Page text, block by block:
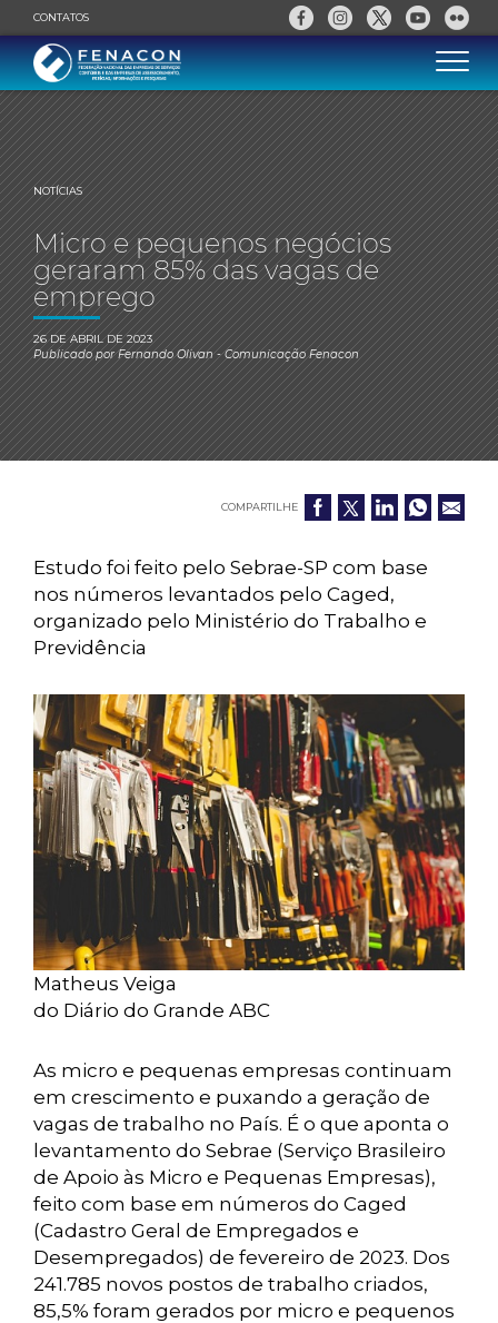
CONTATOS
NOTÍCIAS
Micro e pequenos negócios
geraram 85% das vagas de
emprego
26 DE ABRIL DE 2023
Publicado porFernando Olivan- Comunicação Fenacon
COMPARTILHE
Estudo foi feito pelo Sebrae-SP com base
nos números levantados pelo Caged,
organizado pelo Ministério do Trabalho e
Previdência
Matheus Veiga
do Diário do Grande ABC
As micro e pequenas empresas continuam
em crescimento e puxando a geração de
vagas de trabalho no País. É o que aponta o
levantamento do Sebrae (Serviço Brasileiro
de Apoio às Micro e Pequenas Empresas),
feito com base em números do Caged
(Cadastro Geral de Empregados e
Desempregados) de fevereiro de 2023. Dos
241.785 novos postos de trabalho criados,
85,5% foram gerados por micro e pequenos